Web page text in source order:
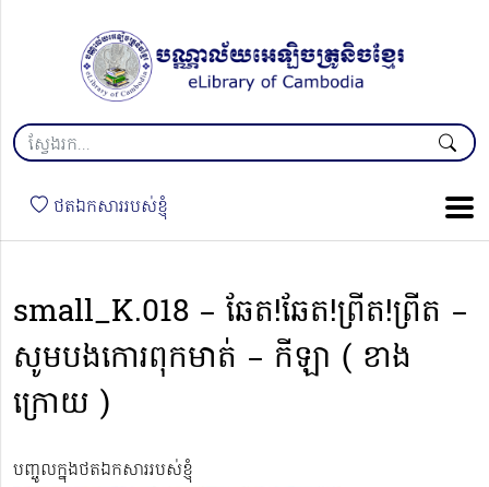
ថតឯកសាររបស់ខ្ញុំ
small_K.018 – ឆែត!ឆែត!ព្រីត!ព្រីត –
សូមបងកោរពុកមាត់ – កីឡា ( ខាង
ក្រោយ )
បញ្ចូលក្នុងថតឯកសាររបស់ខ្ញុំ